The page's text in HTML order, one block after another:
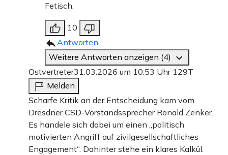
Fetisch.
10
Antworten
Weitere Antworten anzeigen (4)
Ostvertreter31.03.2026 um 10:53 Uhr 129T
Melden
Scharfe Kritik an der Entscheidung kam vom
Dresdner CSD-Vorstandssprecher Ronald Zenker.
Es handele sich dabei um einen „politisch
motivierten Angriff auf zivilgesellschaftliches
Engagement“. Dahinter stehe ein klares Kalkül: